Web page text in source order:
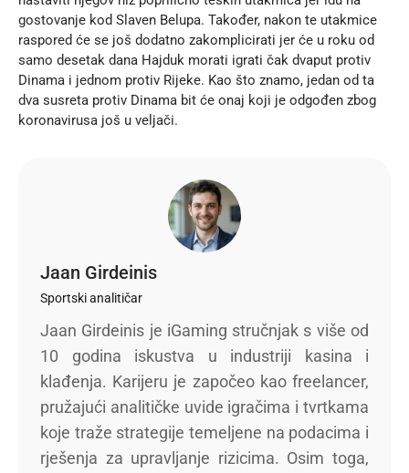
gostovanje kod Slaven Belupa. Također, nakon te utakmice
raspored će se još dodatno zakomplicirati jer će u roku od
samo desetak dana Hajduk morati igrati čak dvaput protiv
Dinama i jednom protiv Rijeke. Kao što znamo, jedan od ta
dva susreta protiv Dinama bit će onaj koji je odgođen zbog
koronavirusa još u veljači.
Jaan Girdeinis
Sportski analitičar
Jaan Girdeinis je iGaming stručnjak s više od
10 godina iskustva u industriji kasina i
klađenja. Karijeru je započeo kao freelancer,
pružajući analitičke uvide igračima i tvrtkama
koje traže strategije temeljene na podacima i
rješenja za upravljanje rizicima. Osim toga,